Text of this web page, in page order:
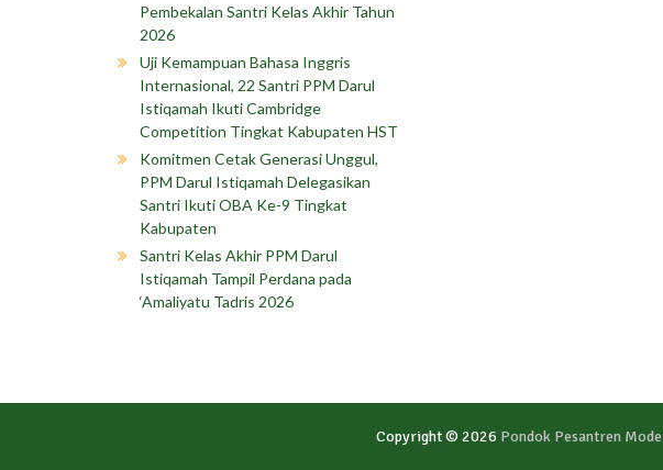
Pembekalan Santri Kelas Akhir Tahun
2026
Uji Kemampuan Bahasa Inggris
Internasional, 22 Santri PPM Darul
Istiqamah Ikuti Cambridge
Competition Tingkat Kabupaten HST
Komitmen Cetak Generasi Unggul,
PPM Darul Istiqamah Delegasikan
Santri Ikuti OBA Ke-9 Tingkat
Kabupaten
Santri Kelas Akhir PPM Darul
Istiqamah Tampil Perdana pada
‘Amaliyatu Tadris 2026
Copyright © 2026 Pondok Pesantren